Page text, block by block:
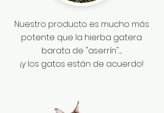
Nuestro producto es mucho más
potente que la hierba gatera
barata de "aserrín"......
¡y los gatos están de acuerdo!